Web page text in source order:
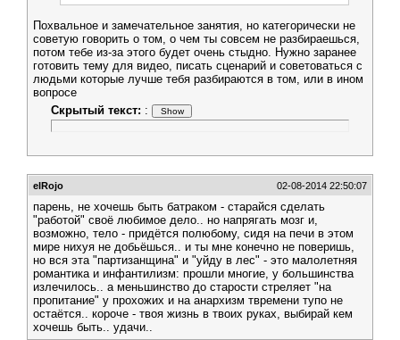
Похвальное и замечательное занятия, но категорически не
советую говорить о том, о чем ты совсем не разбираешься,
потом тебе из-за этого будет очень стыдно. Нужно заранее
готовить тему для видео, писать сценарий и советоваться с
людьми которые лучше тебя разбираются в том, или в ином
вопросе
Скрытый текст: :
elRojo 02-08-2014 22:50:07
парень, не хочешь быть батраком - старайся сделать
"работой" своё любимое дело.. но напрягать мозг и,
возможно, тело - придётся полюбому, сидя на печи в этом
мире нихуя не добьёшься.. и ты мне конечно не поверишь,
но вся эта "партизанщина" и "уйду в лес" - это малолетняя
романтика и инфантилизм: прошли многие, у большинства
излечилось.. а меньшинство до старости стреляет "на
пропитание" у прохожих и на анархизм твремени тупо не
остаётся.. короче - твоя жизнь в твоих руках, выбирай кем
хочешь быть.. удачи..